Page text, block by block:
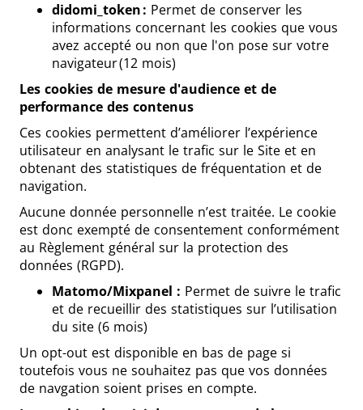
didomi_token : Permet de conserver les
informations concernant les cookies que vous
avez accepté ou non que l'on pose sur votre
navigateur (12 mois)
Les cookies de mesure d'audience et de
performance des contenus
Ces cookies permettent d’améliorer l’expérience
utilisateur en analysant le trafic sur le Site et en
obtenant des statistiques de fréquentation et de
navigation.
Aucune donnée personnelle n’est traitée. Le cookie
est donc exempté de consentement conformément
au Règlement général sur la protection des
données (RGPD).
Matomo/Mixpanel : Permet de suivre le trafic
et de recueillir des statistiques sur l’utilisation
du site (6 mois)
Un opt-out est disponible en bas de page si
toutefois vous ne souhaitez pas que vos données
de navgation soient prises en compte.